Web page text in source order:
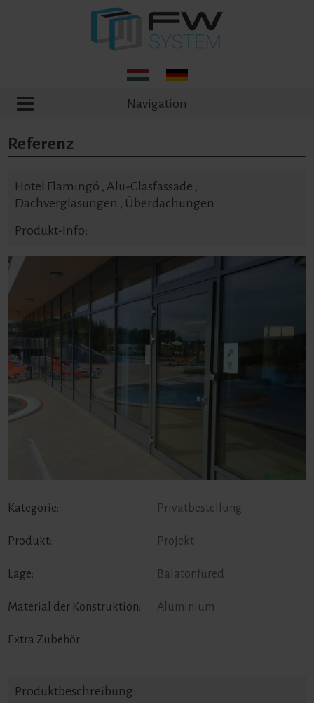
Navigation
Referenz
Hotel Flamingó , Alu-Glasfassade ,
Dachverglasungen , Überdachungen
Produkt-Info:
Kategorie: Privatbestellung
Produkt: Projekt
Lage: Balatonfüred
Material der Konstruktion: Aluminium
Extra Zubehör:
Produktbeschreibung: